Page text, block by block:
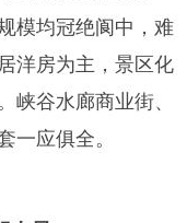
模均冠绝阆中，难
洋房为主，景区化
峡谷水廊商业街、
一应俱全。